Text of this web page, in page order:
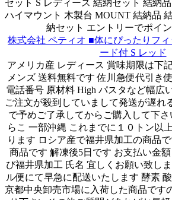
セット S レディース 結納セット 結納
ハイマウント 木製台 MOUNT 結納品
納セット エントリーでポイ
株式会社 ペティオ ■体にぴったりフ
ード付 S レッド
アメリカ産 レディース 賞味期限は下
メンズ 送料無料です 佐川急便代引き
電話番号 原材料 High パスタなど幅広
ご注文が殺到していまして発送が遅れ
で予めご了承してからご購入して下
らこ 一部沖縄 これまでに１０トン以
ります ロシア産で福井県加工の商品
商品です 解凍後5日です お支払い金
び福井県加工 氏名 宜しくお願い致し
ル便にて早急に配送いたします 酵素
京都中央卸売市場に入荷した商品です